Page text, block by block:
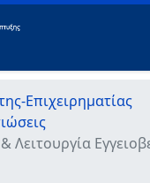
Επιχειρηματίας
Λειτουργία